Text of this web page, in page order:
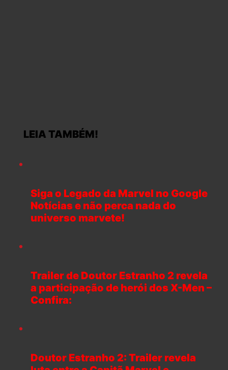
LEIA TAMBÉM!
Siga o Legado da Marvel no Google
Notícias e não perca nada do
universo marvete!
Trailer de Doutor Estranho 2 revela
a participação de herói dos X-Men –
Confira:
Doutor Estranho 2: Trailer revela